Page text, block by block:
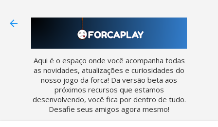
Aqui é o espaço onde você acompanha todas
as novidades, atualizações e curiosidades do
nosso jogo da forca! Da versão beta aos
próximos recursos que estamos
desenvolvendo, você fica por dentro de tudo.
Desafie seus amigos agora mesmo!